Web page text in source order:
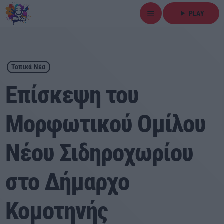
menu play_arrow PLAY
close
play_arrow ΕΡΚΟ
Αρχική
Εκπομπές
Αθλητικά
Τοπικά Νέα
Επίσκεψη του
Μορφωτικού Ομίλου
Νέου Σιδηροχωρίου
στο Δήμαρχο
Κομοτηνής